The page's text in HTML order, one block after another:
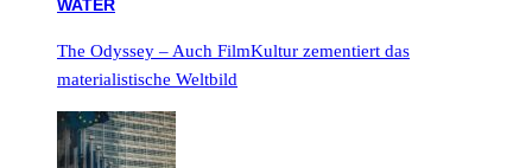
The Odyssey – Auch FilmKultur zementiert das
materialistische Weltbild